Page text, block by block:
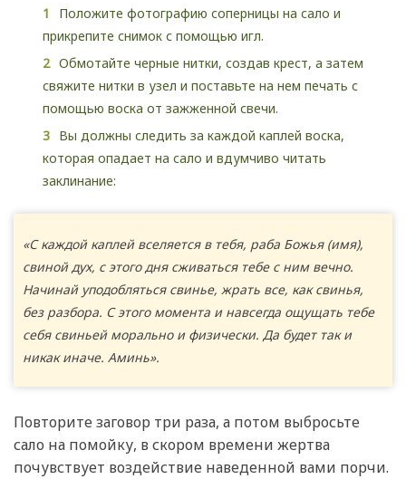
Положите фотографию соперницы на сало и
прикрепите снимок с помощью игл.
Обмотайте черные нитки, создав крест, а затем
свяжите нитки в узел и поставьте на нем печать с
помощью воска от зажженной свечи.
Вы должны следить за каждой каплей воска,
которая опадает на сало и вдумчиво читать
заклинание:
«С каждой каплей вселяется в тебя, раба Божья (имя),
свиной дух, с этого дня сживаться тебе с ним вечно.
Начинай уподобляться свинье, жрать все, как свинья,
без разбора. С этого момента и навсегда ощущать тебе
себя свиньей морально и физически. Да будет так и
никак иначе. Аминь».
Повторите заговор три раза, а потом выбросьте
сало на помойку, в скором времени жертва
почувствует воздействие наведенной вами порчи.